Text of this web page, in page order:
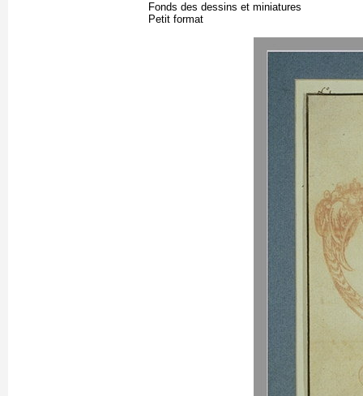
Fonds des dessins et miniatures
Petit format